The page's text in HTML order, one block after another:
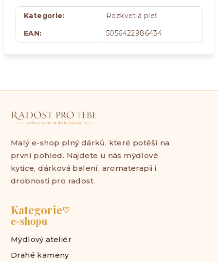
Kategorie:
Rozkvetlá pleť
EAN: 5056422986434
Malý e-shop plný dárků, které potěší na
první pohled. Najdete u nás mýdlové
kytice, dárková balení, aromaterapii i
drobnosti pro radost.
Kategorie♡
e-shopu
Mýdlový ateliér
Drahé kameny